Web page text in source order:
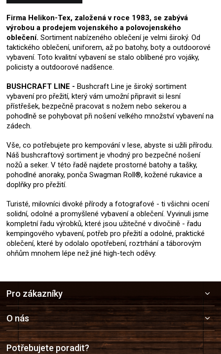
Firma Helikon-Tex, založená v roce 1983, se zabývá
výrobou a prodejem vojenského a polovojenského
oblečení. Sortiment nabízeného oblečení je velmi široký. Od
taktického oblečení, uniforem, až po batohy, boty a outdoorové
vybavení. Toto kvalitní vybavení se stalo oblíbené pro vojáky,
policisty a outdoorové nadšence.
BUSHCRAFT LINE - Bushcraft Line je široký sortiment
vybavení pro přežití, který vám umožní připravit si lesní
přístřešek, bezpečně pracovat s nožem nebo sekerou a
pohodlně se pohybovat při nošení velkého množství vybavení na
zádech.
Vše, co potřebujete pro kempování v lese, abyste si užili přírodu.
Náš bushcraftový sortiment je vhodný pro bezpečné nošení
nožů a seker. V této řadě najdete prostorné batohy a tašky,
pohodlné anoraky, ponča Swagman Roll®, kožené rukavice a
doplňky pro přežití.
Turisté, milovníci divoké přírody a fotografové - ti všichni ocení
solidní, odolné a promyšlené vybavení a oblečení. Vyvinuli jsme
kompletní řadu výrobků, které jsou užitečné v divočině - řadu
kempingového vybavení, potřeb pro přežití a odolné, praktické
oblečení, které by odolalo opotřebení, roztrhání a táborovým
ohňům mnohem lépe než jiné high-tech oděvy.
a
t
í
Pro zákazníky
O nás
Potřebujete poradit?